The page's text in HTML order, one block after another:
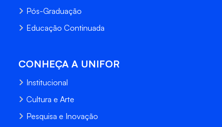
Pós-Graduação
Educação Continuada
CONHEÇA A UNIFOR
Institucional
Cultura e Arte
Pesquisa e Inovação